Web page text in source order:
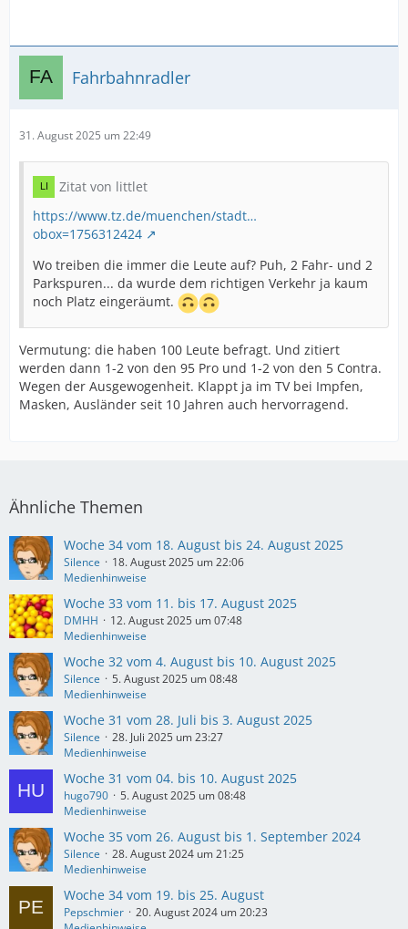
Fahrbahnradler
31. August 2025 um 22:49
Zitat von littlet
https://www.tz.de/muenchen/stadt…
obox=1756312424
Wo treiben die immer die Leute auf? Puh, 2 Fahr- und 2
Parkspuren... da wurde dem richtigen Verkehr ja kaum
noch Platz eingeräumt.
Vermutung: die haben 100 Leute befragt. Und zitiert
werden dann 1-2 von den 95 Pro und 1-2 von den 5 Contra.
Wegen der Ausgewogenheit. Klappt ja im TV bei Impfen,
Masken, Ausländer seit 10 Jahren auch hervorragend.
Ähnliche Themen
Woche 34 vom 18. August bis 24. August 2025
Silence
18. August 2025 um 22:06
Medienhinweise
Woche 33 vom 11. bis 17. August 2025
DMHH
12. August 2025 um 07:48
Medienhinweise
Woche 32 vom 4. August bis 10. August 2025
Silence
5. August 2025 um 08:48
Medienhinweise
Woche 31 vom 28. Juli bis 3. August 2025
Silence
28. Juli 2025 um 23:27
Medienhinweise
Woche 31 vom 04. bis 10. August 2025
hugo790
5. August 2025 um 08:48
Medienhinweise
Woche 35 vom 26. August bis 1. September 2024
Silence
28. August 2024 um 21:25
Medienhinweise
Woche 34 vom 19. bis 25. August
Pepschmier
20. August 2024 um 20:23